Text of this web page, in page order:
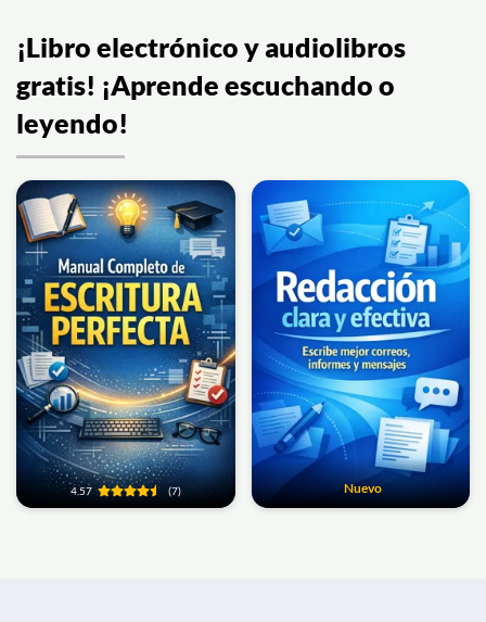
¡Libro electrónico y audiolibros
gratis! ¡Aprende escuchando o
leyendo!
4.57 (7) Nuevo